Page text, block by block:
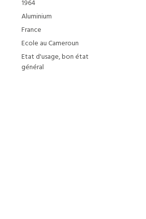
1964
Aluminium
France
Ecole au Cameroun
Etat d'usage, bon état
général